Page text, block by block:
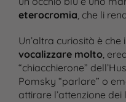
eterocromia, che li
Un’altra curiosità è
vocalizzare molto,
“chiacchierone”
Pomsky “parlare” o
attirare l’attenzione